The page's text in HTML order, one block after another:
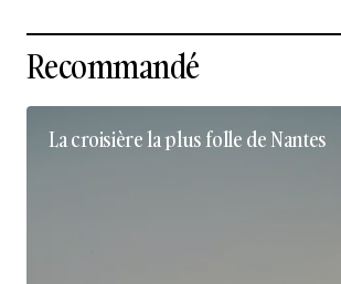
Recommandé
La croisière la plus folle de Nantes